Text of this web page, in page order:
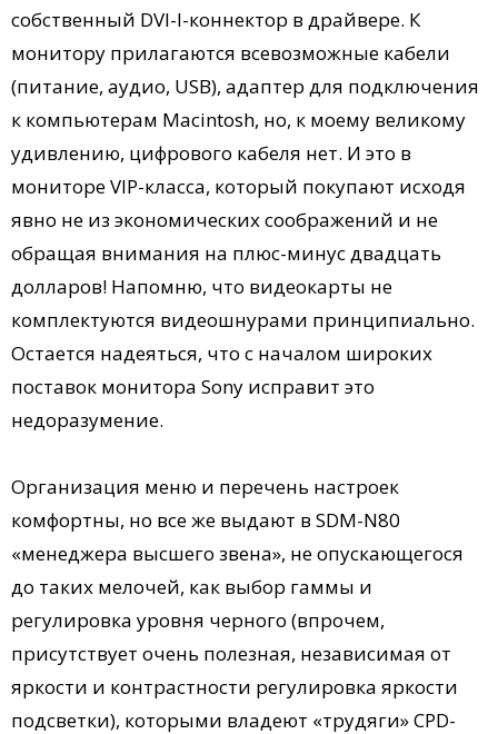
собственный DVI-I-коннектор в драйвере. К
монитору прилагаются всевозможные кабели
(питание, аудио, USB), адаптер для подключения
к компьютерам Macintosh, но, к моему великому
удивлению, цифрового кабеля нет. И это в
мониторе VIP-класса, который покупают исходя
явно не из экономических соображений и не
обращая внимания на плюс-минус двадцать
долларов! Напомню, что видеокарты не
комплектуются видеошнурами принципиально.
Остается надеяться, что с началом широких
поставок монитора Sony исправит это
недоразумение.
Организация меню и перечень настроек
комфортны, но все же выдают в SDM-N80
«менеджера высшего звена», не опускающегося
до таких мелочей, как выбор гаммы и
регулировка уровня черного (впрочем,
присутствует очень полезная, независимая от
яркости и контрастности регулировка яркости
подсветки), которыми владеют «трудяги» CPD-